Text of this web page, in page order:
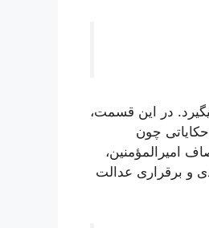
در این قسمت،
چون
عدل و انصاف امیرالمؤمنین،
و برقراری عدالت